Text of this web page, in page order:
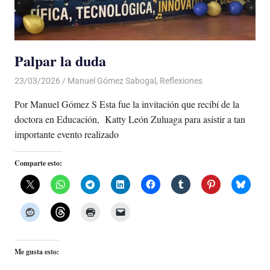
Palpar la duda
23/03/2026 De todo un Poco
Manuel Gómez Sabogal , Reflexiones
Por Manuel Gómez S Esta fue la invitación que recibí de la
doctora en Educación, Katty León Zuluaga para asistir a tan
importante evento realizado
Comparte esto:
Me gusta esto: